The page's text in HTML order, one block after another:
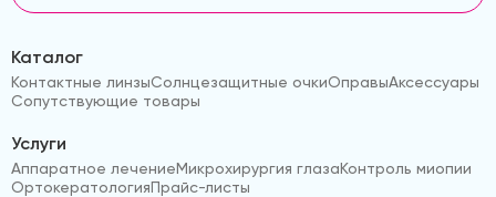
Каталог
Контактные линзыСолнцезащитные очкиОправыАксессуары
Сопутствующие товары
Услуги
Аппаратное лечениеМикрохирургия глазаКонтроль миопии
ОртокератологияПрайс-листы